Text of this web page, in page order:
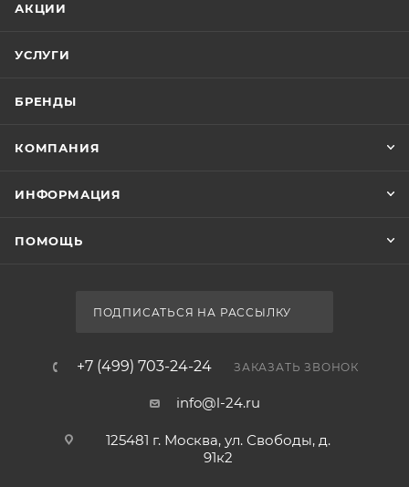
АКЦИИ
УСЛУГИ
БРЕНДЫ
КОМПАНИЯ
ИНФОРМАЦИЯ
ПОМОЩЬ
ПОДПИСАТЬСЯ НА РАССЫЛКУ
+7 (499) 703-24-24 ЗАКАЗАТЬ ЗВОНОК
info@l-24.ru
125481 г. Москва, ул. Свободы, д.
91к2